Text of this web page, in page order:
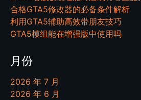
合格GTA5修改器的必备条件解析
利用GTA5辅助高效带朋友技巧
GTA5模组能在增强版中使用吗
月份
2026 年 7 月
2026 年 6 月